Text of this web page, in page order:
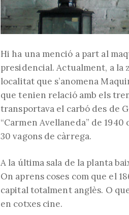
Hi ha una menció a part al
presidencial. Actualment, a la
localitat que s’anomena
que tenien relació amb els
transportava el carbó des de
“Carmen Avellaneda” de
30 vagons de càrrega.
A la última sala de la planta
On aprens coses com que el
capital totalment anglès. O
en cotxes cine.